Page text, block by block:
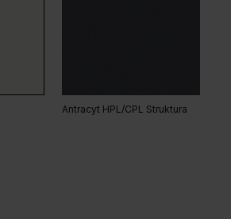
Antracyt HPL/CPL Struktura